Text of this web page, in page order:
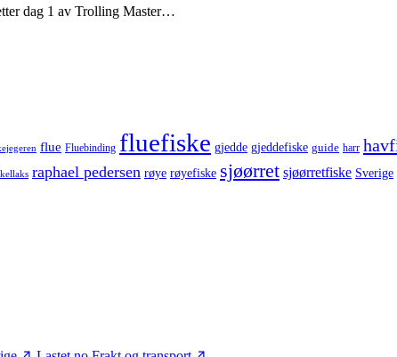
dag 1 av Trolling Master…
flue Fluebinding fluefiske gjedde gjeddefiske guide harr
raphael pedersen røye røyefiske sjøørret sjøørretfiske Sverige